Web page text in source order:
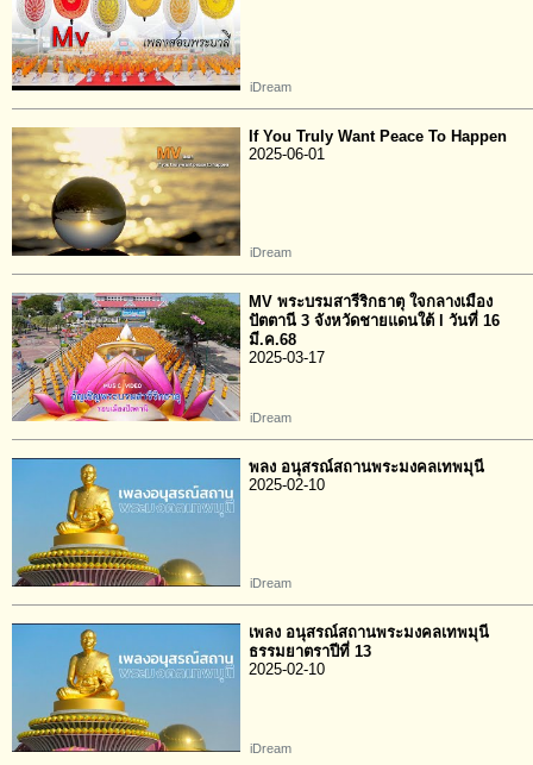
iDream
If You Truly Want Peace To Happen
2025-06-01
iDream
MV พระบรมสารีริกธาตุ ใจกลางเมือง
ปัตตานี 3 จังหวัดชายแดนใต้ l วันที่ 16
มี.ค.68
2025-03-17
iDream
พลง อนุสรณ์สถานพระมงคลเทพมุนี
2025-02-10
iDream
เพลง อนุสรณ์สถานพระมงคลเทพมุนี
ธรรมยาตราปีที่ 13
2025-02-10
iDream